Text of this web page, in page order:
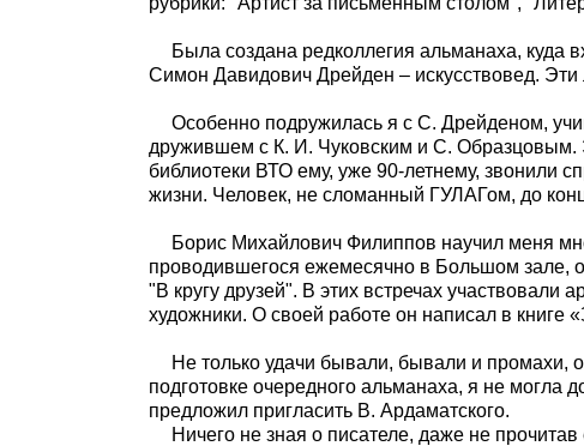
Была создана редколлегия альманаха, куда
Симон Давидович Дрейден – искусствовед.
Особенно подружилась я с С. Дрейденом,
дружившем с К. И. Чуковским и С. Образцовым.
библиотеки ВТО ему, уже 90-летнему, звонили
жизни. Человек, не сломанный ГУЛАГом, до
Борис Михайлович Филиппов научил меня
проводившегося ежемесячно в Большом зале,
"В кругу друзей". В этих встречах участвовали
художники. О своей работе он написал в книге
Не только удачи бывали, бывали и промахи,
подготовке очередного альманаха, я не могла
предложил пригласить В. Ардаматского.
Ничего не зная о писателе, даже не прочитав